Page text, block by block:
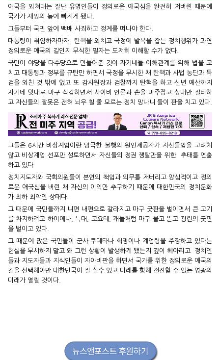
애국을 외쳐대는 잘난 유명인들이 정의로운 애국심을 완전히 저버린 때문에
국가가 재앙의 늪에 빠지게 됐다.
그들부터 국민 앞에 백배 사죄하고 정계를 떠나야 한다.
대통령이 취임하자마자 탄핵을 외치고 국정에 발목을 잡는 정치행위가 과연
정의로운 애국의 길인지 무식한 필자는 도저히 이해할 수가 없다.
국민이 야당을 다수당으로 만들어준 것이 자기네들 이해관계를 위해 법을 고
치고 대통령과 정부를 규탄만 하면서 국정을 무시한 채 탄핵과 사법 농단과 특
검을 외친 것 밖에 없고 또 감사원장과 검찰까지 탄핵을 하고 신년 예산까지
자기네 멋대로 마구 삭감하면서 사이비 언론과 손을 마주잡고 상대만 질타하
고 자신들의 잘못은 전혀 뇌우 칠 줄 모르는 정치 망나니 들이 판을 치고 있다.
그들은 6시간 비상계엄이란 망극한 불행의 원인제공자가 자신들임을 고려치
않고 비상계엄 선포만 성토하면서 자신들의 정권 쟁탈만을 위한 추태를 연출
하고 있다.
정치지도자와 국회의원들이 본연의 책임과 의무를 저버리고 양심적이고 정의
로운 애국심을 버린 채 자신의 이익만 추구하기 때문에 대한민국의 정치문화
가 최하 최악인 상태다.
그 때문에 국민들까지 니편 내편으로 갈라지고 마구 굿판을 벌이면서 큰 고기
를 차지하려고 하이에나, 늑대, 코요테, 개들처럼 마구 물고 뜯고 광란의 굿판
을 벌이고 있다.
그 때문에 많은 국민들이 군사 쿠데타나 혁명이나 계엄령을 주장하고 있다는
현실을 무시하지 말고 왜 그런 상황이 발생하게 됐는지 깊이 헤아리고 정치인
들과 지도자들과 지식인들이 자아비판을 하면서 국가를 위한 정의로운 애국의
길을 선택해야만 대한민국이 잘 살수 있고 미래를 향해 전진할 수 있는 영광의
미래가 열릴 것이다.